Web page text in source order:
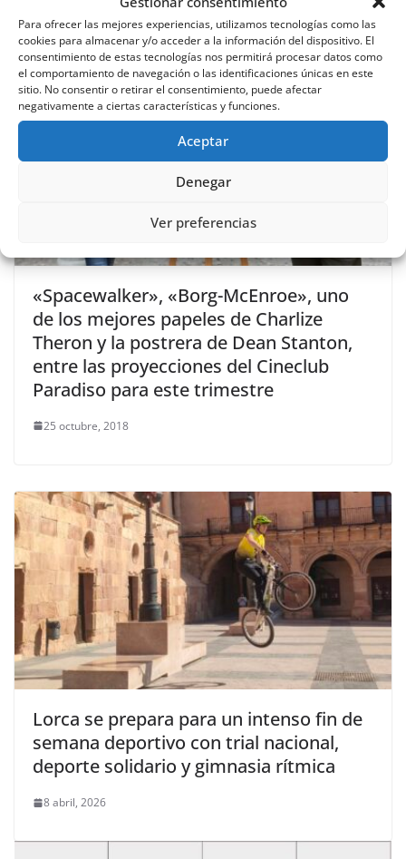
Para ofrecer las mejores experiencias, utilizamos tecnologías como las
cookies para almacenar y/o acceder a la información del dispositivo. El
consentimiento de estas tecnologías nos permitirá procesar datos como
el comportamiento de navegación o las identificaciones únicas en este
sitio. No consentir o retirar el consentimiento, puede afectar
negativamente a ciertas características y funciones.
Aceptar
Denegar
Ver preferencias
«Spacewalker», «Borg-McEnroe», uno
de los mejores papeles de Charlize
Theron y la postrera de Dean Stanton,
entre las proyecciones del Cineclub
Paradiso para este trimestre
25 octubre, 2018
Lorca se prepara para un intenso fin de
semana deportivo con trial nacional,
deporte solidario y gimnasia rítmica
8 abril, 2026